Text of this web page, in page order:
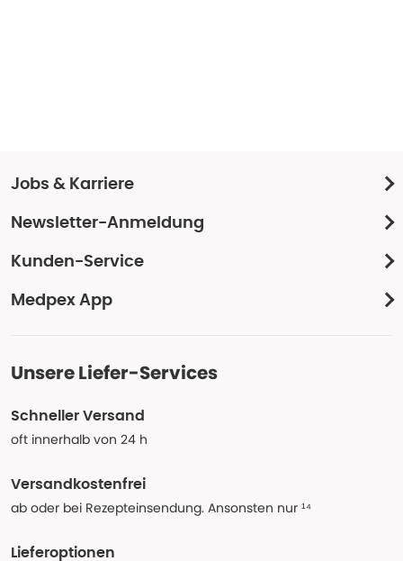
Jobs & Karriere
Newsletter-Anmeldung
Kunden-Service
Medpex App
Unsere Liefer-Services
Schneller Versand
oft innerhalb von 24 h
Versandkostenfrei
ab oder bei Rezepteinsendung. Ansonsten nur ¹⁴
Lieferoptionen